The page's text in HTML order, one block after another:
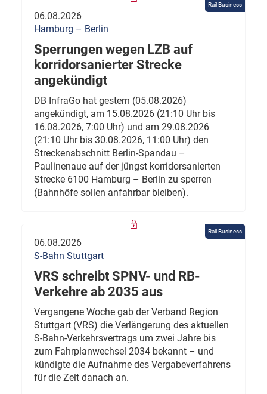
Rail Business
06.08.2026
Hamburg – Berlin
Sperrungen wegen LZB auf
korridorsanierter Strecke
angekündigt
DB InfraGo hat gestern (05.08.2026)
angekündigt, am 15.08.2026 (21:10 Uhr bis
16.08.2026, 7:00 Uhr) und am 29.08.2026
(21:10 Uhr bis 30.08.2026, 11:00 Uhr) den
Streckenabschnitt Berlin-Spandau –
Paulinenaue auf der jüngst korridorsanierten
Strecke 6100 Hamburg – Berlin zu sperren
(Bahnhöfe sollen anfahrbar bleiben).
Rail Business
06.08.2026
S-Bahn Stuttgart
VRS schreibt SPNV- und RB-
Verkehre ab 2035 aus
Vergangene Woche gab der Verband Region
Stuttgart (VRS) die Verlängerung des aktuellen
S-Bahn-Verkehrsvertrags um zwei Jahre bis
zum Fahrplanwechsel 2034 bekannt – und
kündigte die Aufnahme des Vergabeverfahrens
für die Zeit danach an.